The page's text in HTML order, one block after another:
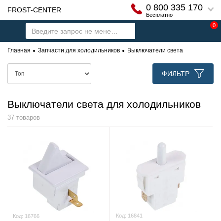
FROST-CENTER 0 800 335 170
Бесплатно
0
Главная Запчасти для холодильников Выключатели света
ФИЛЬТР
Выключатели света для холодильников
37 товаров
Код: 16766 Код: 16841